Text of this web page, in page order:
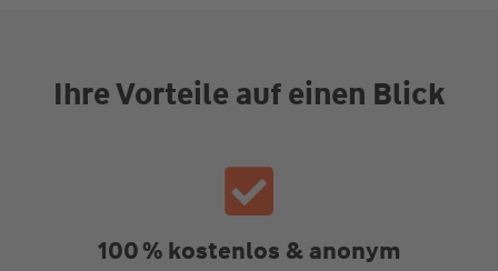
Ihre Vorteile auf einen Blick
100 % kostenlos & anonym